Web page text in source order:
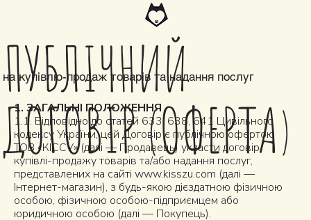
ПУБЛІЧНИЙ
ДОГОВІР (ОФЕРТА)
на купівлю-продаж товарів та надання послуг
1. ЗАГАЛЬНІ ПОЛОЖЕННЯ
1.1. Відповідно до статей 633, 638, 641 Цивільного
кодексу України, цей Договір є публічною офертою
ТОВ «КІССУ» (далі — Продавець) укласти договір
купівлі-продажу товарів та/або надання послуг,
представлених на сайті www.kisszu.com (далі —
Інтернет-магазин), з будь-якою дієздатною фізичною
особою, фізичною особою-підприємцем або
юридичною особою (далі — Покупець).